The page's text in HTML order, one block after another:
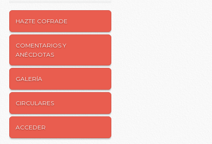
HAZTE COFRADE
COMENTARIOS Y
ANÉCDOTAS
GALERÍA
CIRCULARES
ACCEDER